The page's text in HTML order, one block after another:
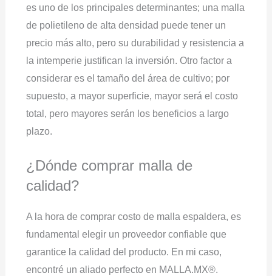
es uno de los principales determinantes; una malla
de polietileno de alta densidad puede tener un
precio más alto, pero su durabilidad y resistencia a
la intemperie justifican la inversión. Otro factor a
considerar es el tamaño del área de cultivo; por
supuesto, a mayor superficie, mayor será el costo
total, pero mayores serán los beneficios a largo
plazo.
¿Dónde comprar malla de
calidad?
A la hora de comprar costo de malla espaldera, es
fundamental elegir un proveedor confiable que
garantice la calidad del producto. En mi caso,
encontré un aliado perfecto en MALLA.MX®.